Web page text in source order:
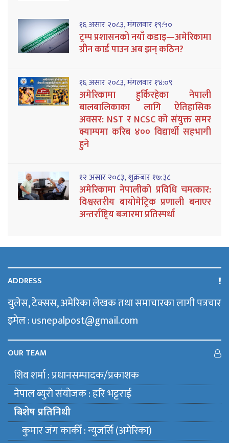
१६ असार २०८३, मंगलवार १९:५०
ट्रम्प प्रशासनको नयाँ कडाइ—अमेरिकामा
ग्रीन कार्ड पाउन अब झन् कठिन?
१६ असार २०८३, मंगलवार १४:०९
अमेरिकामा हुर्किरहेका नेपाली
बालबालिकाका लागि ऐतिहासिक
अवसर: NST र NCSC को संयुक्त समर
क्याम्पमा करिब ४०० विद्यार्थी सहभागी
हुने
१२ असार २०८३, शुक्रबार १७:३८
अमेरिकामा नेपालीको प्रविधि चमत्कार:
विश्वस्तरीय बायोमेट्रिक प्रणाली बनाएर
अन्तर्राष्ट्रिय बजारमा प्रतिस्पर्धा
ADDRESS
युलेस, टेक्सस, अमेरिका लेखक तथा समाचारका लागी पत्रचार
इमेल : usnepalpost@gmail.com
OUR TEAM
शिव शर्मा : प्रधानसम्पादक/प्रकाशक
नेपाल ब्युराे संयाेजक : हरि भट्टराई
बिशेष प्रतिनिधी
कुमार जंग कार्की : न्युजर्सि (अमेरिका)